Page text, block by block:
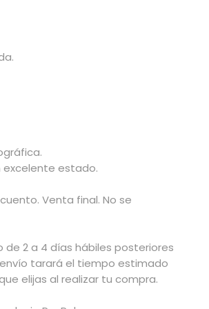
excelente estado.
Venta final. No se
de 2 a 4 días hábiles posteriores
tarará el tiempo estimado
elijas al realizar tu compra.